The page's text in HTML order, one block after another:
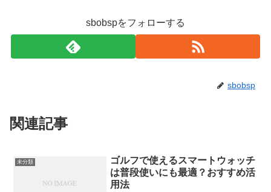
sbobspをフォローする
sbobsp
関連記事
未分類
ゴルフで使えるスマートウォッチ
は普段使いにも最適？おすすめ活
用法